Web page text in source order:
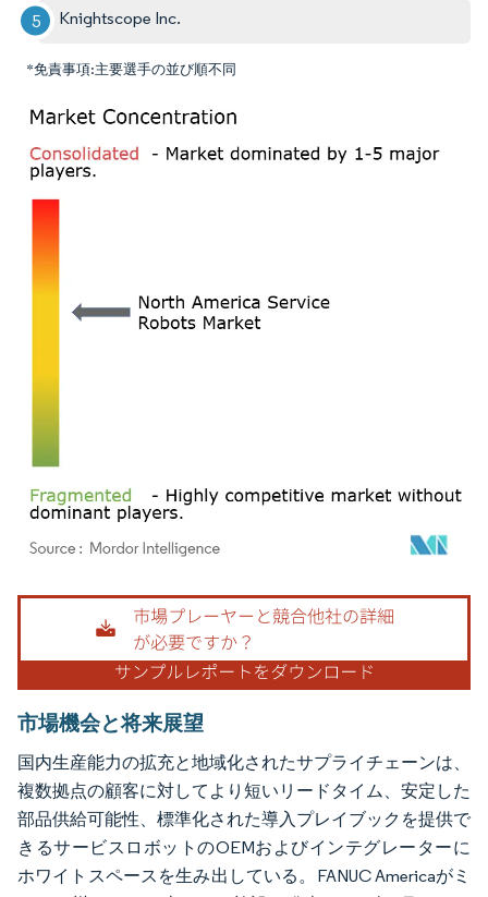
Knightscope Inc.
*免責事項:主要選手の並び順不同
画像 © Mordor Intelligence。再利用にはCC BY 4.0の表示が必要です。
市場機会と将来展望
国内生産能力の拡充と地域化されたサプライチェーンは、
複数拠点の顧客に対してより短いリードタイム、安定した
部品供給可能性、標準化された導入プレイブックを提供で
きるサービスロボットのOEMおよびインテグレーターに
ホワイトスペースを生み出している。FANUC Americaがミ